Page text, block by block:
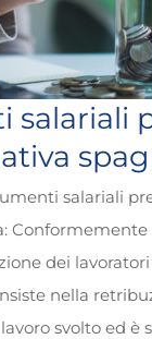
salariali
salariali
dei
nella
svolto ed è